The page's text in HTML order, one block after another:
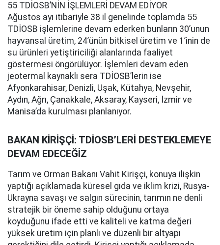
55 TDİOSB’NİN İŞLEMLERİ DEVAM EDİYOR
Ağustos ayı itibariyle 38 il genelinde toplamda 55
TDİOSB işlemlerine devam ederken bunların 30’unun
hayvansal üretim, 24’ünün bitkisel üretim ve 1’inin de
su ürünleri yetiştiriciliği alanlarında faaliyet
göstermesi öngörülüyor. İşlemleri devam eden
jeotermal kaynaklı sera TDİOSB’lerin ise
Afyonkarahisar, Denizli, Uşak, Kütahya, Nevşehir,
Aydın, Ağrı, Çanakkale, Aksaray, Kayseri, İzmir ve
Manisa’da kurulması planlanıyor.
BAKAN KİRİŞÇİ: TDİOSB’LERİ DESTEKLEMEYE
DEVAM EDECEĞİZ
Tarım ve Orman Bakanı Vahit Kirişçi, konuya ilişkin
yaptığı açıklamada küresel gıda ve iklim krizi, Rusya-
Ukrayna savaşı ve salgın sürecinin, tarımın ne denli
stratejik bir öneme sahip olduğunu ortaya
koyduğunu ifade etti ve kaliteli ve katma değeri
yüksek üretim için planlı ve düzenli bir altyapı